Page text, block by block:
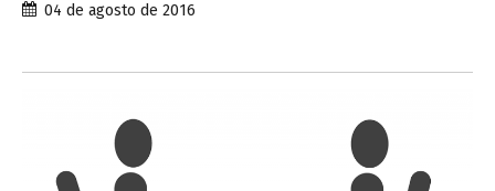
04 de agosto de 2016